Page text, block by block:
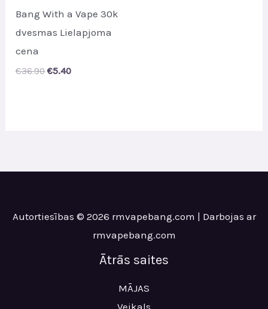
Bang With a Vape 30k
dvesmas Lielapjoma
cena
€36.90 Original
€5.40Current
Autortiesības © 2026 rmvapebang.com | Darbojas ar
rmvapebang.com
Ātrās saites
MĀJAS